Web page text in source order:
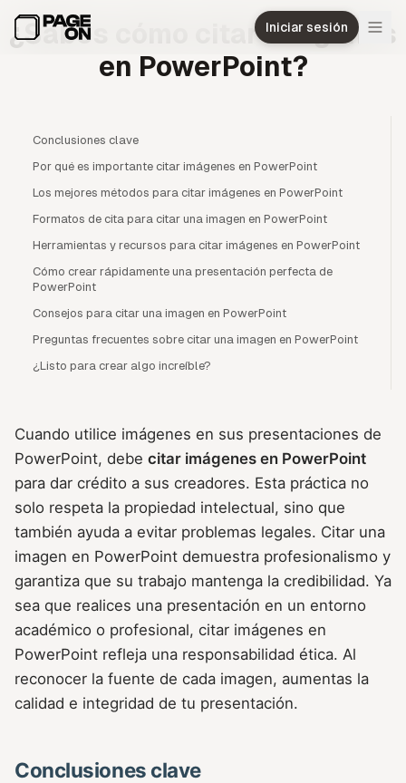
Iniciar sesión
¿Sabes cómo citar imágenes
en PowerPoint?
Conclusiones clave
Por qué es importante citar imágenes en PowerPoint
Los mejores métodos para citar imágenes en PowerPoint
Formatos de cita para citar una imagen en PowerPoint
Herramientas y recursos para citar imágenes en PowerPoint
Cómo crear rápidamente una presentación perfecta de
PowerPoint
Consejos para citar una imagen en PowerPoint
Preguntas frecuentes sobre citar una imagen en PowerPoint
¿Listo para crear algo increíble?
Cuando utilice imágenes en sus presentaciones de
PowerPoint, debe citar imágenes en PowerPoint
para dar crédito a sus creadores. Esta práctica no
solo respeta la propiedad intelectual, sino que
también ayuda a evitar problemas legales. Citar una
imagen en PowerPoint demuestra profesionalismo y
garantiza que su trabajo mantenga la credibilidad. Ya
sea que realices una presentación en un entorno
académico o profesional, citar imágenes en
PowerPoint refleja una responsabilidad ética. Al
reconocer la fuente de cada imagen, aumentas la
calidad e integridad de tu presentación.
Conclusiones clave